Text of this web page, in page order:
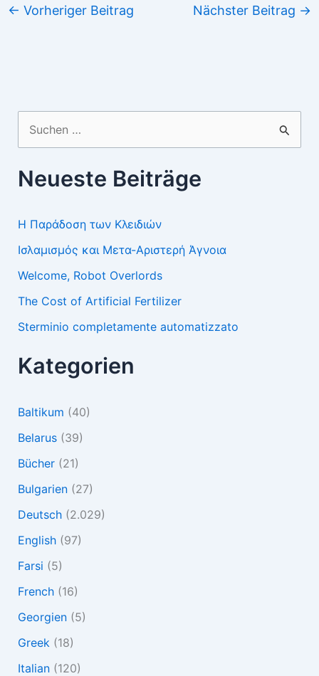
← Vorheriger Beitrag Nächster Beitrag →
nach:
Neueste Beiträge
Η Παράδοση των Κλειδιών
Ισλαμισμός και Μετα-Αριστερή Άγνοια
Welcome, Robot Overlords
The Cost of Artificial Fertilizer
Sterminio completamente automatizzato
Kategorien
Baltikum (40)
Belarus(39)
Bücher(21)
Bulgarien(27)
Deutsch(2.029)
English(97)
Farsi (5)
French(16)
Georgien(5)
Greek (18)
Italian(120)